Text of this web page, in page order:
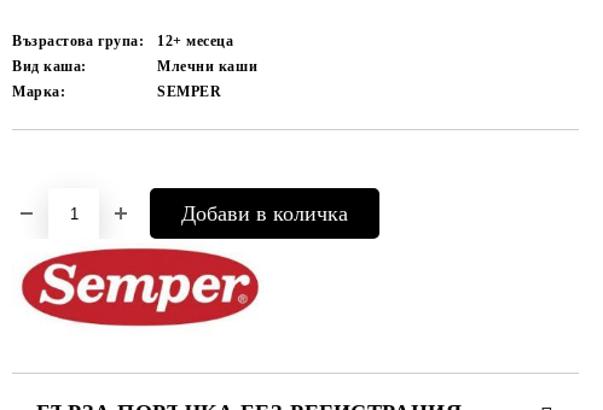
Възрастова група:
12+ месеца
Вид каша:
Млечни каши
Марка:
SEMPER